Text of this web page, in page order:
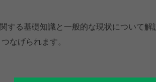
する基礎知識と一般的な現状について
なげられます。